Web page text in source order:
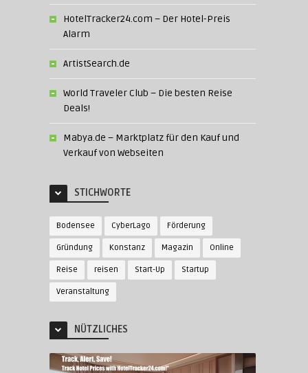
HotelTracker24.com – Der Hotel-Preis
Alarm
ArtistSearch.de
World Traveler Club – Die besten Reise
Deals!
Mabya.de – Marktplatz für den Kauf und
Verkauf von Webseiten
STICHWORTE
Bodensee CyberLago Förderung
Gründung Konstanz Magazin Online
Reise reisen Start-Up Startup
Veranstaltung
NÜTZLICHES